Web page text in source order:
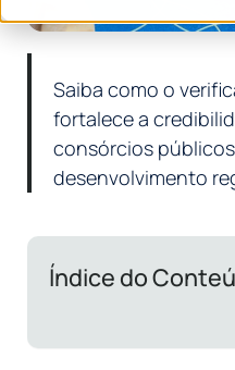
Saiba como o
fortalece a
consórcios
desenvolvimento
Índice do